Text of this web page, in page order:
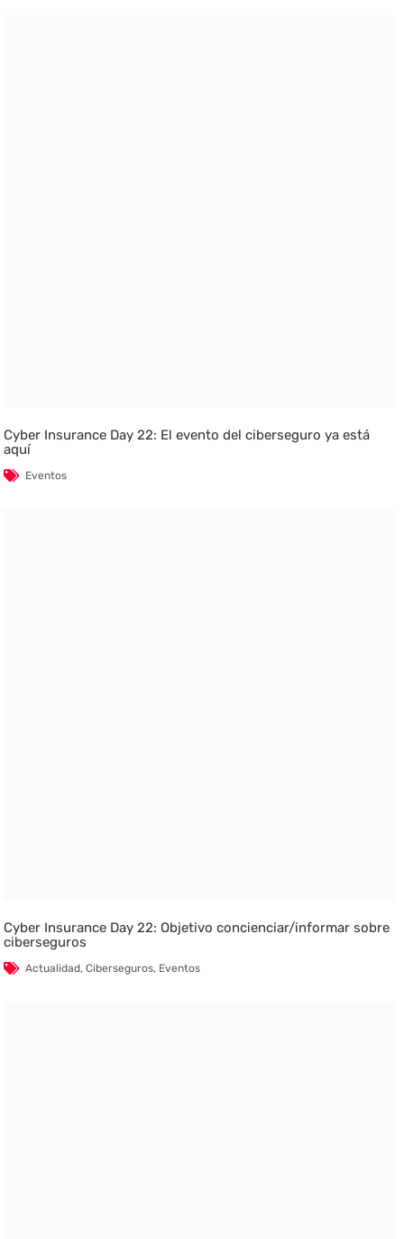
Cyber Insurance Day 22: El evento del ciberseguro ya está
aquí
Eventos
Cyber Insurance Day 22: Objetivo concienciar/informar sobre
ciberseguros
Actualidad,Ciberseguros, Eventos